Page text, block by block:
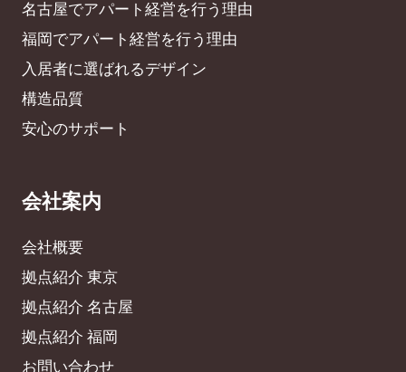
名古屋でアパート経営を行う理由
福岡でアパート経営を行う理由
入居者に選ばれるデザイン
構造品質
安心のサポート
会社案内
会社概要
拠点紹介 東京
拠点紹介 名古屋
拠点紹介 福岡
お問い合わせ